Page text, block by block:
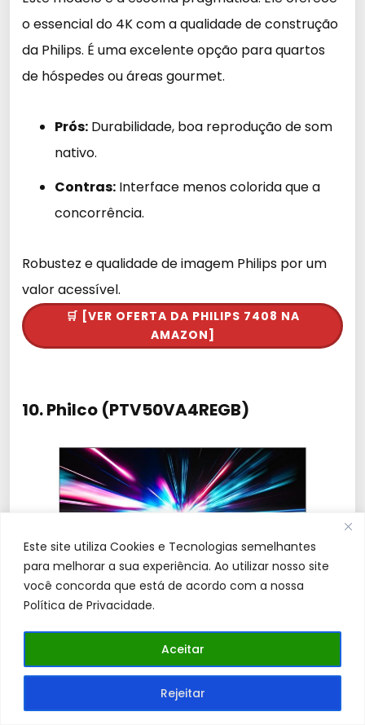
Este site utiliza Cookies e Tecnologias semelhantes
para melhorar a sua experiência. Ao utilizar nosso site
você concorda que está de acordo com a nossa
Política de Privacidade.
Rejeitar
Aceitar
o essencial do 4K com a qualidade de construção
da Philips. É uma excelente opção para quartos
de hóspedes ou áreas gourmet.
Prós: Durabilidade, boa reprodução de som
nativo.
Contras: Interface menos colorida que a
concorrência.
Robustez e qualidade de imagem Philips por um
valor acessível.
🛒 [VER OFERTA DA PHILIPS 7408 NA
AMAZON]
10. Philco (PTV50VA4REGB)
A Philco foca no custo.
É a TV de 50 polegadas para quem tem um